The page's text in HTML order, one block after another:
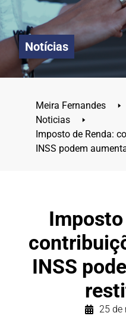
Notícias
Meira Fernandes
🢒
Noticias
🢒
Imposto de Renda:
INSS podem
Imposto
INSS
25 de